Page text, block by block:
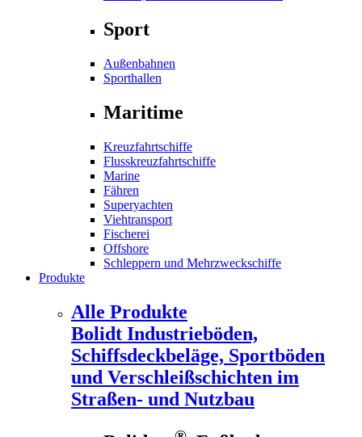
Sport
Außenbahnen
Sporthallen
Maritime
Kreuzfahrtschiffe
Flusskreuzfahrtschiffe
Marine
Fähren
Superyachten
Viehtransport
Fischerei
Offshore
Schleppern und Mehrzweckschiffe
Produkte
Alle Produkte
Bolidt Industrieböden,
Schiffsdeckbeläge, Sportböden
und Verschleißschichten im
Straßen- und Nutzbau